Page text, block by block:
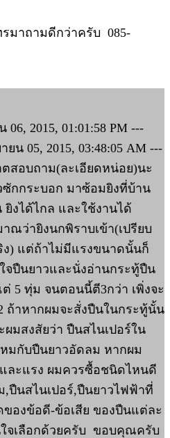
มาถามดีกว่าครับ 085-
2015, 01:01:58 PM ---
น 05, 2015, 03:48:05 AM ---
สอบถาม(ละเอียดหน่อย)นะ
กกระบอก มาซ้อมยิงที่บ้าน
งได้ไกล และใช้งานได้
ณว่ายิงนกพิราบเข้า(เปรียบ
ง) แต่ถ้าไม่มีแรงขนาดนั้นก็
จปืนยาวและนั่งอ่านกระทู้ปืน
5 ทุ่ม จนตอนนี้ตี3กว่า เพิ่งจะ
ถ้าหากผมจะสั่งปืนในกระทู้นั้น
มสงสัยว่า ปืนสไนเปอร์ใน
มกับปืนยาวอัดลม หากผม
ละแรง ผมควรซื้อชนิดไหนดี
ปืนสไนเปอร์,ปืนยาวไฟฟ้าที่
ของข้อดี-ข้อเสีย ของปืนแต่ละ
จเลือกด้วยครับ ขอบคุณครับ